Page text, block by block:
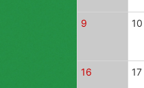
9 10
16 17